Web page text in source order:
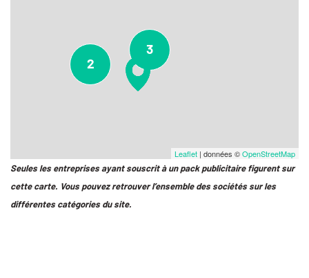
2
3
Leaflet | données ©OpenStreetMap
Seules les entreprises ayant souscrit à un pack publicitaire figurent sur
cette carte. Vous pouvez retrouver l’ensemble des sociétés sur les
différentes catégories du site.